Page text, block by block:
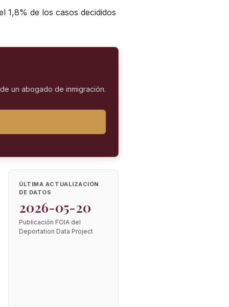
1,8% de los casos decididos
un abogado de inmigración.
ÚLTIMA ACTUALIZACIÓN
DE DATOS
2026-05-20
Publicación FOIA del
Deportation Data Project